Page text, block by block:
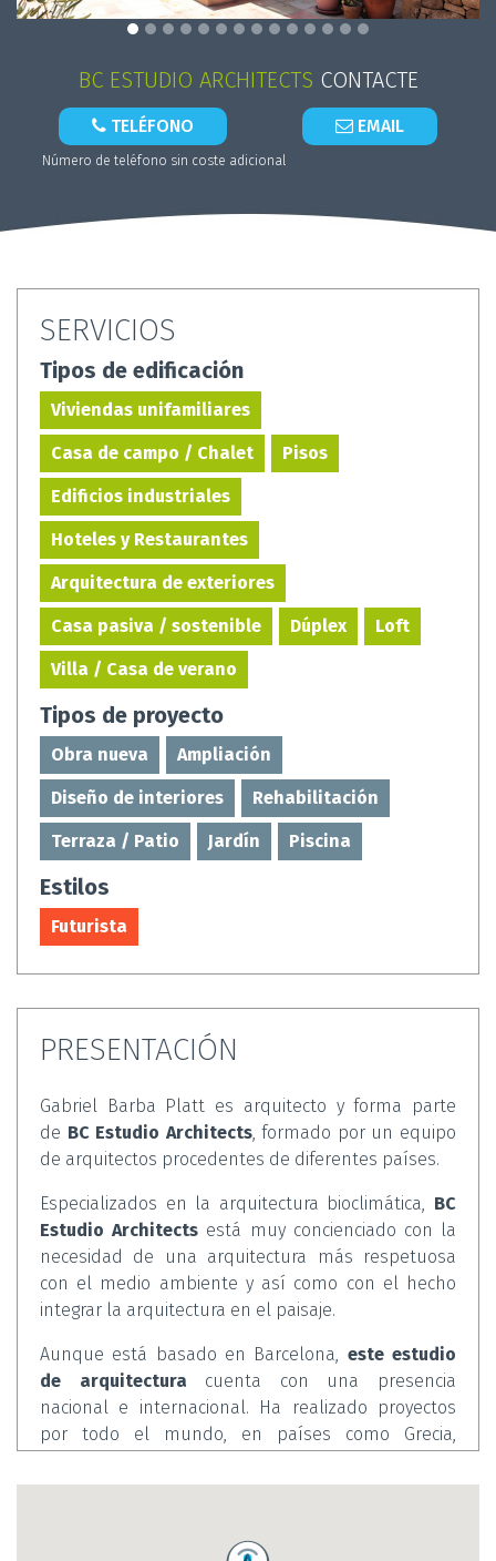
BC ESTUDIO ARCHITECTS CONTACTE
TELÉFONO
Número de teléfono sin coste adicional
EMAIL
SERVICIOS
Tipos de edificación
Viviendas unifamiliares
Casa de campo / Chalet Pisos
Edificios industriales
Hoteles y Restaurantes
Arquitectura de exteriores
Casa pasiva / sostenible Dúplex Loft
Villa / Casa de verano
Tipos de proyecto
Obra nueva Ampliación
Diseño de interiores Rehabilitación
Terraza / Patio Jardín Piscina
Estilos
Futurista
PRESENTACIÓN
Gabriel Barba Platt es arquitecto y forma parte
de BC Estudio Architects, formado por un equipo
de arquitectos procedentes de diferentes países.
Especializados en la arquitectura bioclimática, BC
Estudio Architects está muy concienciado con la
necesidad de una arquitectura más respetuosa
con el medio ambiente y así como con el hecho
integrar la arquitectura en el paisaje.
Aunque está basado en Barcelona, este estudio
de arquitectura cuenta con una presencia
nacional e internacional. Ha realizado proyectos
por todo el mundo, en países como Grecia,
Saudita, Francia o México.